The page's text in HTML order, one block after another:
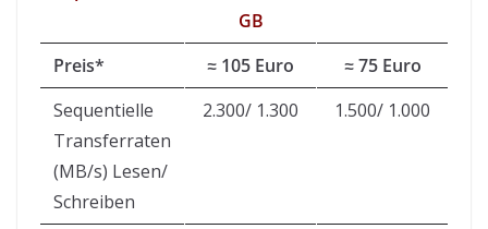
GB
Preis* ≈ 105 Euro
≈ 75 Euro
Sequentielle
Transferraten
(MB/s) Lesen/
Schreiben
2.300/ 1.300 1.500/ 1.000